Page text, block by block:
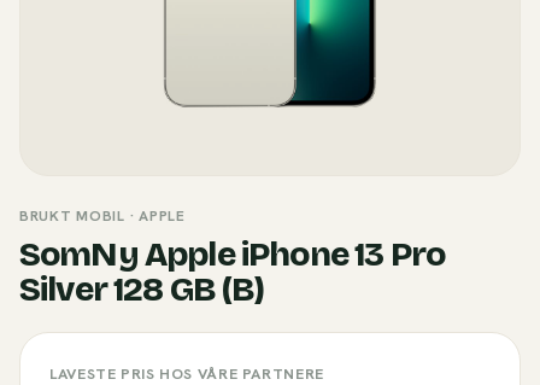
BRUKT MOBIL · APPLE
SomNy Apple iPhone 13 Pro
Silver 128 GB (B)
LAVESTE PRIS HOS VÅRE PARTNERE